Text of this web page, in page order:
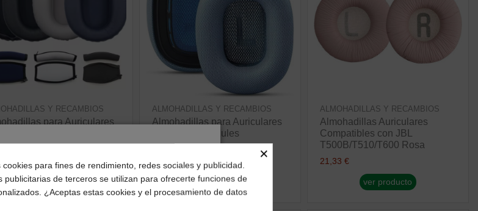
Y RECAMBIOS
para Auriculares
WH-CH700N
€
ver producto
ALMOHADILLAS Y RECAMBIOS
Almohadillas para Auriculares
AirPods Max Azules
ver producto
ALMOHADILLAS Y RECAMBIOS
Almohadillas Auriculares
Compatibles con JBL
T500B/T510/T600 Rosa
21,33 €
ver producto
deseas recibir tu pedido?
tu ubicación para mostrarte los precios e
correctos para tu región.
×
para fines de rendimiento, redes sociales y publicidad.
publicitarias de terceros se utilizan para ofrecerte funciones de
¿Aceptas estas cookies y el procesamiento de datos